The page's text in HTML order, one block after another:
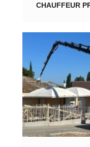
CHAUFFEUR